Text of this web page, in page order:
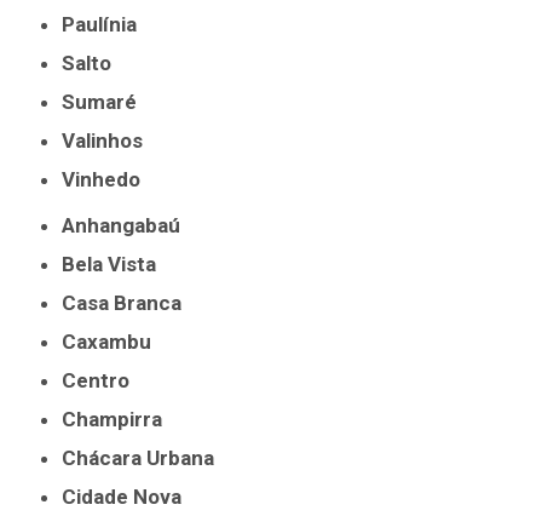
Paulínia
Salto
Sumaré
Valinhos
Vinhedo
Anhangabaú
Bela Vista
Casa Branca
Caxambu
Centro
Champirra
Chácara Urbana
Cidade Nova